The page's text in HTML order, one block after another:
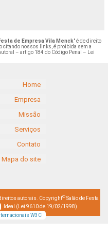
de Empresa Vila Menck" é de direito
citando nossos links, é proibida sem a
– artigo 184 do Código Penal – Lei
Home
Empresa
Missão
Serviços
Contato
Mapa do site
autorais. Copyright© Salão de Festa
Ideal (Lei 9610 de 19/02/1998)